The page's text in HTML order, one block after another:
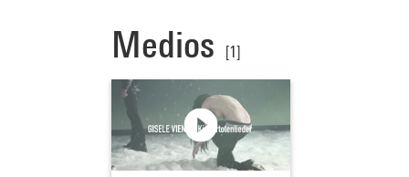
Medios [1]